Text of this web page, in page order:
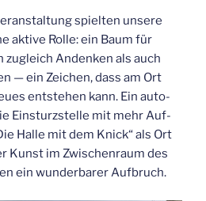
spiel­ten unse­re
akti­ve Rol­le: ein Baum für
zugleich Andenken als auch
— ein Zei­chen, dass am Ort
ent­ste­hen kann. Ein auto­
Ein­sturz­stel­le mit mehr Auf­
Hal­le mit dem Knick“ als Ort
Kunst im Zwi­schen­raum des
ein wun­der­ba­rer Aufbruch.